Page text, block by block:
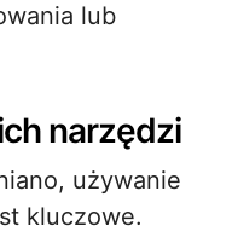
lub
narzędzi
używanie
kluczowe.